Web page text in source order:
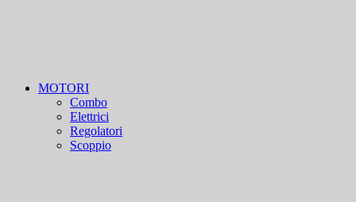
MOTORI
Combo
Elettrici
Regolatori
Scoppio